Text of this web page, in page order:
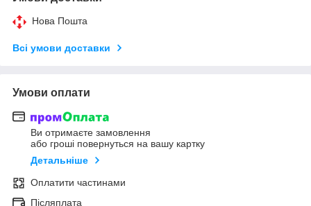
Нова Пошта
Всі умови доставки
Умови оплати
Ви отримаєте замовлення
або гроші повернуться на вашу картку
Детальніше
Оплатити частинами
Післяплата